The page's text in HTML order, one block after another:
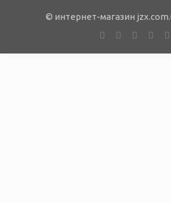
© интернет-магазин